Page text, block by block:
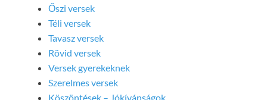
Őszi versek
Téli versek
Tavasz versek
Rövid versek
Versek gyerekeknek
Szerelmes versek
Köszöntések – Jókívánságok